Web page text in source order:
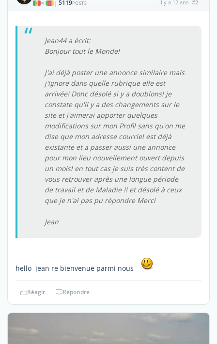
| 5119POSTS il y a 12 ans #2
Jean44 a écrit:
Bonjour tout le Monde!
J'ai déjà poster une annonce similaire mais
j'ignore dans quelle rubrique elle est
arrivée! Donc désolé si y a doublons! je
constate qu'il y a des changements sur le
site et j'aimerai apporter quelques
modifications sur mon Profil sans qu'on me
dise que mon adresse courriel est déjà
existante et a passer aussi une annonce
pour mon lieu nouvellement ouvert depuis
un mois! en tout cas je suis très content de
vous retrouver après une longue période
de travail et de Maladie !! et désolé à ceux
que je n'ai pas pu répondre Merci
Jean
hello jean re bienvenue parmi nous
Réagir Répondre